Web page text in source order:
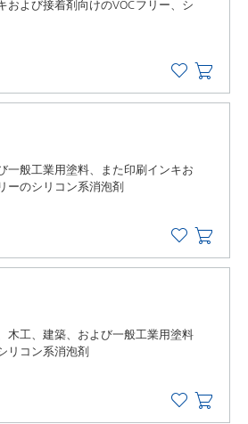
および接着剤向けのVOCフリー、シ
一般工業用塗料、また印刷インキお
ーのシリコン系消泡剤
木工、建築、および一般工業用塗料
リコン系消泡剤